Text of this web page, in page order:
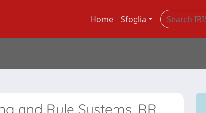
Home Sfoglia
and Rule Systems, RR